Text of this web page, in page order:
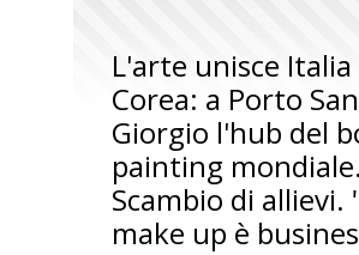
L'arte unisce Italia
Corea: a Porto San
Giorgio l'hub del
painting mondiale.
Scambio di allievi.
make up è